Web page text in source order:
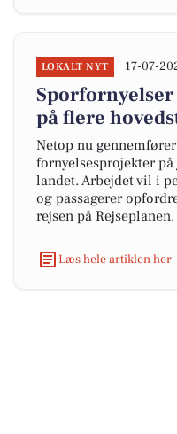
LOKALT NYT 17-07-
på flere
Netop nu
fornyelsesprojekter
landet. Arbejdet vil i
og passagerer
rejsen på Rejseplanen.
Læs hele artiklen her